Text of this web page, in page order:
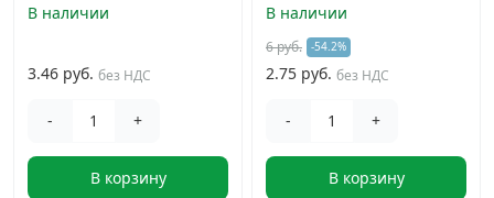
В наличии
3.46 руб. без НДС
- +
В корзину
В наличии
6 руб. -54.2%
2.75 руб. без НДС
- +
В корзину